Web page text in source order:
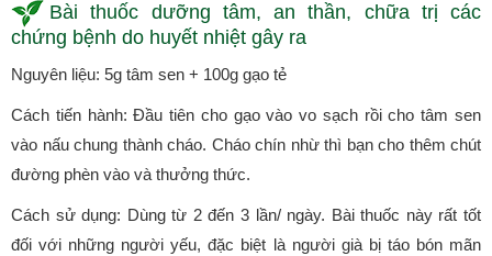
Bài thuốc dưỡng tâm, an thần, chữa trị các
chứng bệnh do huyết nhiệt gây ra
Nguyên liệu: 5g tâm sen + 100g gạo tẻ
Cách tiến hành: Đầu tiên cho gạo vào vo sạch rồi cho tâm sen
vào nấu chung thành cháo. Cháo chín nhừ thì bạn cho thêm chút
đường phèn vào và thưởng thức.
Cách sử dụng: Dùng từ 2 đến 3 lần/ ngày. Bài thuốc này rất tốt
đối với những người yếu, đặc biệt là người già bị táo bón mãn